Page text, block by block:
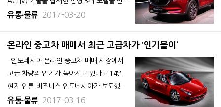
네시아에 출시한다고 발표했다. 스카이액티
체 개발 기술로 국내에 신규 투입되는 차종은
유통∙물류 2017-03-20
온라인 중고차 매매서 최근 고급차가 ‘인기몰이’
고급 차량의 인기가 높아지고 있다고 14일
현지 언론 비즈니스 인도네시아가 보도했다.
소비자 간 거래(CtoC) 사이트 OLX의 에드
유통∙물류 2017-03-16